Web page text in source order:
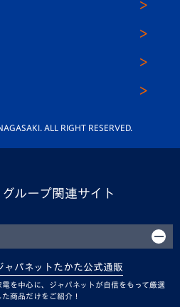
ム
ALL RIGHT RESERVED.
ループ関連サイト
ャパネットたかた公式通販
電を中心に、ジャパネットが自信をもって厳選
た商品だけをご紹介！